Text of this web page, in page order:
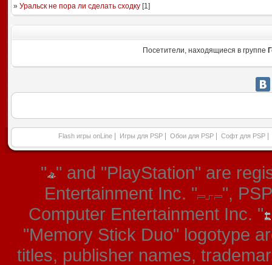
» Уральск не пора ли сделать сходку[1]
Посетители, находящиеся в группе
Flash игры onLine Игры для PSP Обои для PSP Софт для PSP
" " and "PlayStation" are
Entertainment Inc. "
",
Computer Entertainment Inc. "
"Memory Stick Duo" logotype
titles, publisher names,